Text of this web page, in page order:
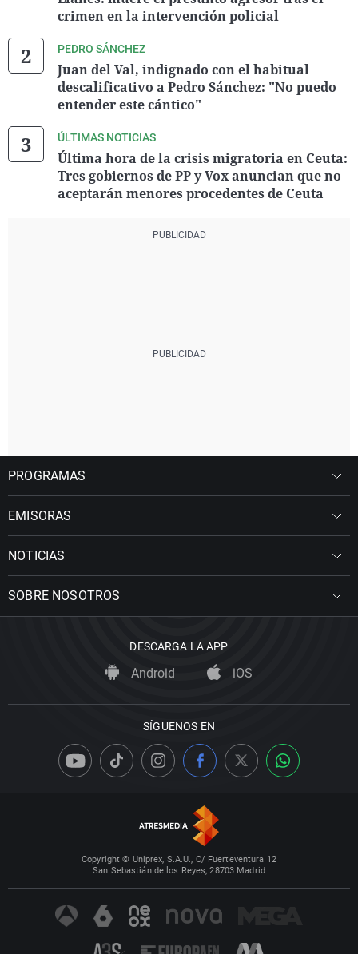
crimen en la intervención policial
PEDRO SÁNCHEZ
Juan del Val, indignado con el habitual
descalificativo a Pedro Sánchez: "No puedo
entender este cántico"
ÚLTIMAS NOTICIAS
Última hora de la crisis migratoria en Ceuta:
Tres gobiernos de PP y Vox anuncian que no
aceptarán menores procedentes de Ceuta
PROGRAMAS
EMISORAS
NOTICIAS
SOBRE NOSOTROS
DESCARGA LA APP
Android iOS
SÍGUENOS EN
Copyright © Uniprex, S.A.U., C/ Fuerteventura 12
San Sebastián de los Reyes, 28703 Madrid